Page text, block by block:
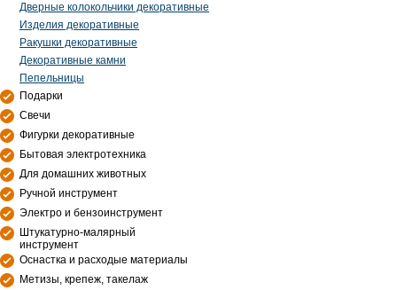
Дверные колокольчики декоративные
Изделия декоративные
Ракушки декоративные
Декоративные камни
Пепельницы
Подарки
Свечи
Фигурки декоративные
Бытовая электротехника
Для домашних животных
Ручной инструмент
Электро и бензоинструмент
Штукатурно-малярный
инструмент
Оснастка и расходые материалы
Метизы, крепеж, такелаж